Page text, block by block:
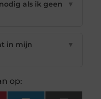
als ik geen
▼
in mijn
▼
op: